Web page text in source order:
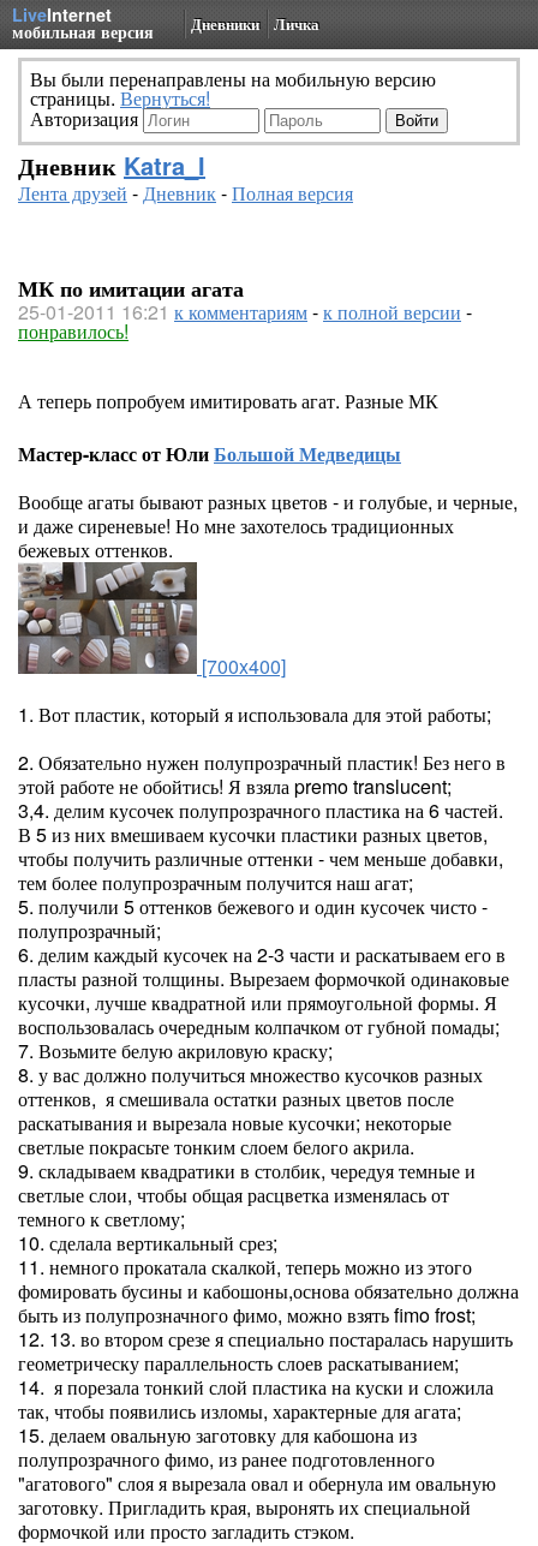
LiveInternet
мобильная версия Дневники Личка
Вы были перенаправлены на мобильную версию
страницы. Вернуться!
Авторизация
Дневник Katra_I
Лента друзей -Дневник-Полная версия
МК по имитации агата
25-01-2011 16:21 к комментариям-к полной версии -
понравилось!
А теперь попробуем имитировать агат. Разные МК
Мастер-класс от ЮлиБольшой Медведицы
Вообще агаты бывают разных цветов - и голубые, и черные,
и даже сиреневые! Но мне захотелось традиционных
бежевых оттенков.
[700x400]
1. Вот пластик, который я использовала для этой работы;
2. Обязательно нужен полупрозрачный пластик! Без него в
этой работе не обойтись! Я взяла premo translucent;
3,4. делим кусочек полупрозрачного пластика на 6 частей.
В 5 из них вмешиваем кусочки пластики разных цветов,
чтобы получить различные оттенки - чем меньше добавки,
тем более полупрозрачным получится наш агат;
5. получили 5 оттенков бежевого и один кусочек чисто -
полупрозрачный;
6. делим каждый кусочек на 2-3 части и раскатываем его в
пласты разной толщины. Вырезаем формочкой одинаковые
кусочки, лучше квадратной или прямоугольной формы. Я
воспользовалась очередным колпачком от губной помады;
7. Возьмите белую акриловую краску;
8. у вас должно получиться множество кусочков разных
оттенков, я смешивала остатки разных цветов после
раскатывания и вырезала новые кусочки; некоторые
светлые покрасьте тонким слоем белого акрила.
9. складываем квадратики в столбик, чередуя темные и
светлые слои, чтобы общая расцветка изменялась от
темного к светлому;
10. сделала вертикальный срез;
11. немного прокатала скалкой, теперь можно из этого
фомировать бусины и кабошоны,основа обязательно должна
быть из полупрозначного фимо, можно взять fimo frost;
12. 13. во втором срезе я специально постаралась нарушить
геометрическу параллельность слоев раскатыванием;
14. я порезала тонкий слой пластика на куски и сложила
так, чтобы появились изломы, характерные для агата;
15. делаем овальную заготовку для кабошона из
полупрозрачного фимо, из ранее подготовленного
"агатового" слоя я вырезала овал и обернула им овальную
заготовку. Пригладить края, выронять их специальной
формочкой или просто загладить стэком.